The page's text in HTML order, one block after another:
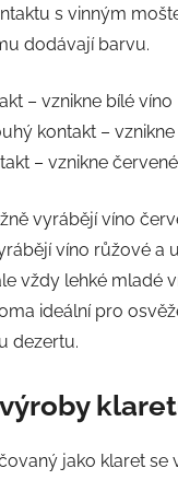
s vinným
dodávají barvu.
– vznikne bílé víno
kontakt –
– vznikne
vyrábějí víno
víno růžové a
vždy lehké mladé
ideální pro
dezertu.
jako klaret se